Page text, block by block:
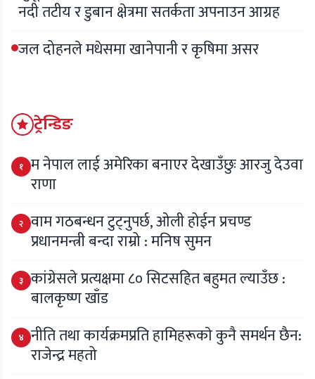
नदी तटीय र डुबान क्षेत्रमा सतर्कता अपनाउन आग्रह
जल दोहनले मधेसमा खानेपानी र कृषिमा असर
ट्रेन्डिङ
१ म नेपाल लाई अमेरिका बनाएर देखाउँछुः आरजु देउवा
राणा
२ वाम गठबन्धन टुट्नुपर्छ, ओली होईन प्रचण्ड
प्रधानमन्त्री बन्दा राम्रो : मनिष सुमन
३ कांग्रेसले प्रत्यक्षमा ८० सिटसहित बहुमत ल्याउँछ :
बालकृष्ण खाँड
४ नीति तथा कार्यक्रमप्रति हामिहरूकाे कुनै समर्थन छैन:
राजेन्द्र महतो